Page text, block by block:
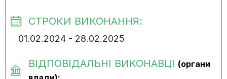
СТРОКИ ВИКОНАННЯ:
01.02.2024 - 28.02.2025
ВІДПОВІДАЛЬНІ ВИКОНАВЦІ (органи